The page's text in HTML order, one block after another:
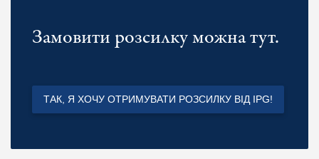
Замовити розсилку можна тут.
ТАК, Я ХОЧУ ОТРИМУВАТИ РОЗСИЛКУ ВІД IPG!